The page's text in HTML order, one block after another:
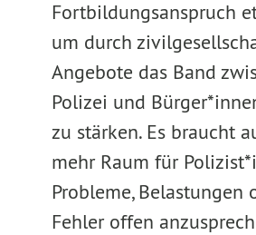
Fortbildungsanspruch
um durch
Angebote das Band
Polizei und
zu stärken. Es braucht
mehr Raum für
Probleme, Belastungen
Fehler offen